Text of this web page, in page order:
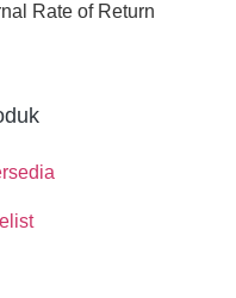
Rate of Return